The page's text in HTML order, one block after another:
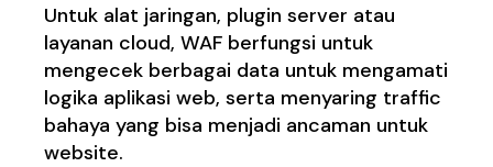
Untuk alat jaringan, plugin server atau
layanan cloud, WAF berfungsi untuk
mengecek berbagai data untuk mengamati
logika aplikasi web, serta menyaring traffic
bahaya yang bisa menjadi ancaman untuk
website.